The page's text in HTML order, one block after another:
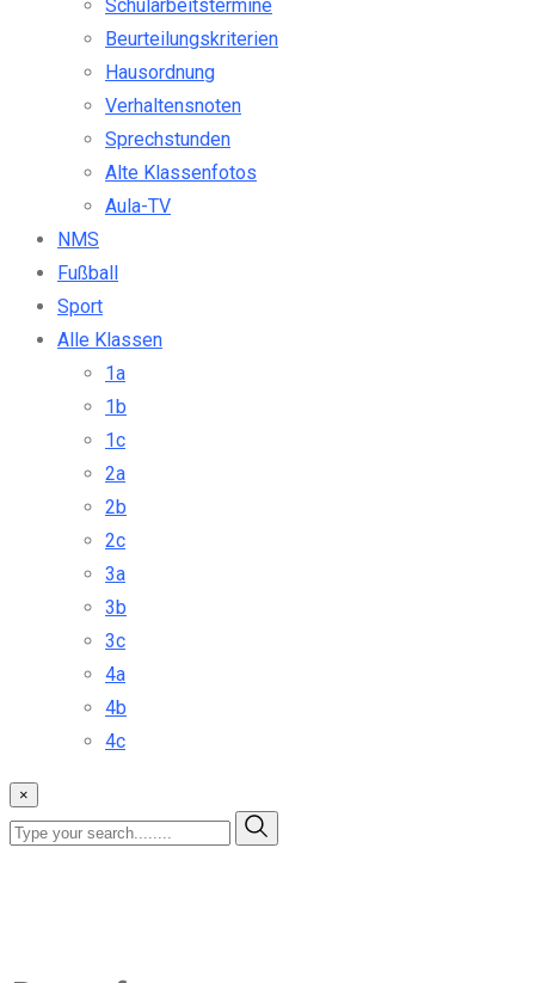
Schularbeitstermine
Beurteilungskriterien
Hausordnung
Verhaltensnoten
Sprechstunden
Alte Klassenfotos
Aula-TV
NMS
Fußball
Sport
Alle Klassen
1a
1b
1c
2a
2b
2c
3a
3b
3c
4a
4b
4c
×